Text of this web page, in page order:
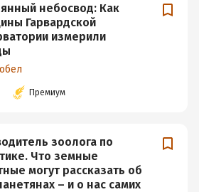
небосвод: Как
Гарвардской
измерили
Премиум
зоолога по
Что земные
могут рассказать об
– и о нас самих